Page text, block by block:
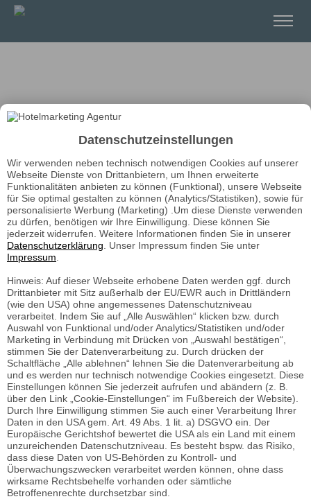
Datenschutzeinstellungen
Wir verwenden neben technisch notwendigen Cookies auf unserer
Webseite Dienste von Drittanbietern, um Ihnen erweiterte
Funktionalitäten anbieten zu können (Funktional), unsere Webseite
für Sie optimal gestalten zu können (Analytics/Statistiken), sowie für
personalisierte Werbung (Marketing) .Um diese Dienste verwenden
zu dürfen, benötigen wir Ihre Einwilligung. Diese können Sie
jederzeit widerrufen. Weitere Informationen finden Sie in unserer
Datenschutzerklärung . Unser Impressum finden Sie unter
Impressum
Hinweis: Auf dieser Webseite erhobene Daten werden ggf. durch
Drittanbieter mit Sitz außerhalb der EU/EWR auch in Drittländern
(wie den USA) ohne angemessenes Datenschutzniveau
verarbeitet. Indem Sie auf „Alle Auswählen“ klicken bzw. durch
Auswahl von Funktional und/oder Analytics/Statistiken und/oder
Marketing in Verbindung mit Drücken von „Auswahl bestätigen“,
stimmen Sie der Datenverarbeitung zu. Durch drücken der
Schaltfläche „Alle ablehnen“ lehnen Sie die Datenverarbeitung ab
und es werden nur technisch notwendige Cookies eingesetzt. Diese
Einstellungen können Sie jederzeit aufrufen und abändern (z. B.
über den Link „Cookie-Einstellungen“ im Fußbereich der Website).
Durch Ihre Einwilligung stimmen Sie auch einer Verarbeitung Ihrer
Daten in den USA gem. Art. 49 Abs. 1 lit. a) DSGVO ein. Der
Europäische Gerichtshof bewertet die USA als ein Land mit einem
unzureichenden Datenschutzniveau. Es besteht bspw. das Risiko,
dass diese Daten von US-Behörden zu Kontroll- und
Überwachungszwecken verarbeitet werden können, ohne dass
wirksame Rechtsbehelfe vorhanden oder sämtliche
Betroffenenrechte durchsetzbar sind.